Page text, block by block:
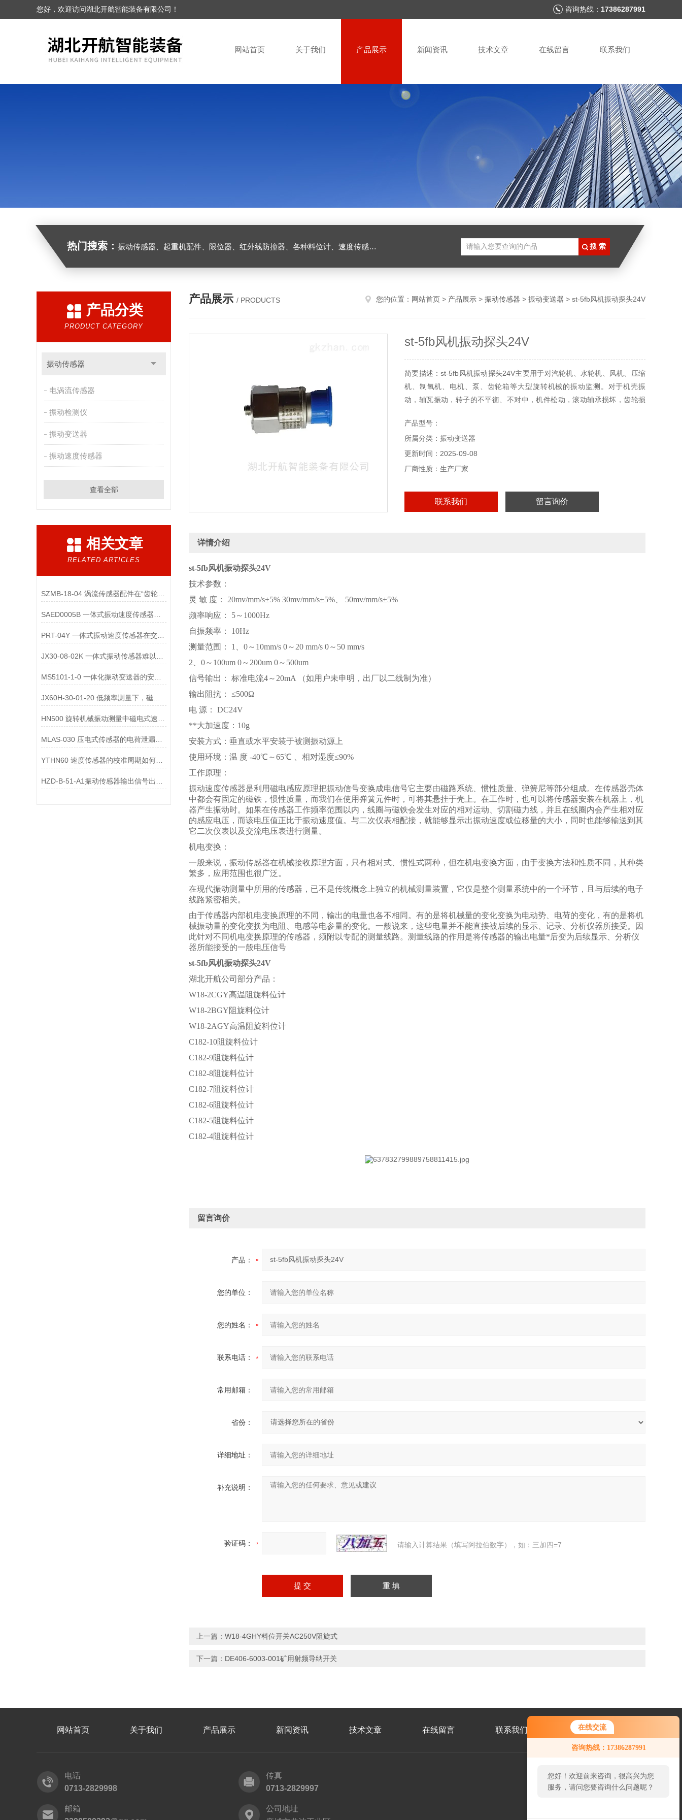
在线交流
咨询热线：17386287991
您好！欢迎前来咨询，很高兴为您
服务，请问您要咨询什么问题呢？
您好，欢迎访问湖北开航智能装备有限公司！ 咨询热线： 17386287991
网站首页 关于我们 产品展示 新闻资讯 技术文章 在线留言 联系我们
热门搜索： 振动传感器、起重机配件、限位器、红外线防撞器、各种料位计、速度传感器、堵煤开关等
产品分类
PRODUCT CATEGORY
振动传感器
电涡流传感器
振动检测仪
振动变送器
振动速度传感器
查看全部
相关文章
RELATED ARTICLES
SZMB-18-04 涡流传感器配件在“齿轮箱与低速重载机械”监测中的应用
MS5101-1-0 一体化振动变送器的安装位置选择对测量精度的影响有哪些？
JX60H-30-01-20 低频率测量下，磁电式一体化振动变送器的选型注意事项？
MLAS-030 压电式传感器的电荷泄漏机制是什么？
YTHN60 速度传感器的校准周期如何确定？
产品展示 / PRODUCTS 您的位置： 网站首页 > 产品展示 > 振动传感器 > 振动变送器 > st-5fb风机振动探头24V
st-5fb风机振动探头24V
简要描述：st-5fb风机振动探头24V主要用于对汽轮机、水轮机、风机、压缩
机、制氧机、电机、泵、齿轮箱等大型旋转机械的振动监测。对于机壳振
动，轴瓦振动，转子的不平衡、不对中，机件松动，滚动轴承损坏，齿轮损
产品型号：
所属分类：振动变送器
更新时间：2025-09-08
厂商性质：生产厂家
联系我们 留言询价
详情介绍
st-5fb风机振动探头24V
技术参数：
灵 敏 度： 20mv/mm/s±5% 30mv/mm/s±5%、 50mv/mm/s±5%
频率响应： 5～1000Hz
自振频率： 10Hz
测量范围： 1、0～10mm/s 0～20 mm/s 0～50 mm/s
2、0～100um 0～200um 0～500um
信号输出： 标准电流4～20mA （如用户未申明，出厂以二线制为准）
输出阻抗： ≤500Ω
电 源： DC24V
**大加速度：10g
安装方式：垂直或水平安装于被测振动源上
使用环境：温 度 -40℃～65℃ 、相对湿度≤90%
工作原理：
振动速度传感器是利用磁电感应原理把振动信号变换成电信号它主要由磁路系统、惯性质量、弹簧尼等部分组成。在传感器壳体
中都会有固定的磁铁，惯性质量，而我们在使用弹簧元件时，可将其悬挂于壳上。在工作时，也可以将传感器安装在机器上，机
器产生振动时。如果在传感器工作频率范围以内，线圈与磁铁会发生对应的相对运动、切割磁力线，并且在线圈内会产生相对应
的感应电压，而该电压值正比于振动速度值。与二次仪表相配接，就能够显示出振动速度或位移量的大小，同时也能够输送到其
它二次仪表以及交流电压表进行测量。
机电变换：
一般来说，振动传感器在机械接收原理方面，只有相对式、惯性式两种，但在机电变换方面，由于变换方法和性质不同，其种类
繁多，应用范围也很广泛。
在现代振动测量中所用的传感器，已不是传统概念上独立的机械测量装置，它仅是整个测量系统中的一个环节，且与后续的电子
线路紧密相关。
由于传感器内部机电变换原理的不同，输出的电量也各不相同。有的是将机械量的变化变换为电动势、电荷的变化，有的是将机
械振动量的变化变换为电阻、电感等电参量的变化。一般说来，这些电量并不能直接被后续的显示、记录、分析仪器所接受。因
此针对不同机电变换原理的传感器，须附以专配的测量线路。测量线路的作用是将传感器的输出电量*后变为后续显示、分析仪
器所能接受的一般电压信号
st-5fb风机振动探头24V
湖北开航公司部分产品：
W18-2CGY高温阻旋料位计
W18-2BGY阻旋料位计
W18-2AGY高温阻旋料位计
C182-10阻旋料位计
C182-9阻旋料位计
C182-8阻旋料位计
C182-7阻旋料位计
C182-6阻旋料位计
C182-5阻旋料位计
C182-4阻旋料位计
留言询价
产品：
您的单位：
您的姓名：
联系电话：
常用邮箱：
省份：
详细地址：
补充说明：
验证码： 请输入计算结果（填写阿拉伯数字），如：三加四=7
上一篇： W18-4GHY料位开关AC250V阻旋式
下一篇： DE406-6003-001矿用射频导纳开关
网站首页 关于我们 产品展示 新闻资讯 技术文章 在线留言 联系我们
电话
0713-2829998
传真
0713-2829997
邮箱
公司地址